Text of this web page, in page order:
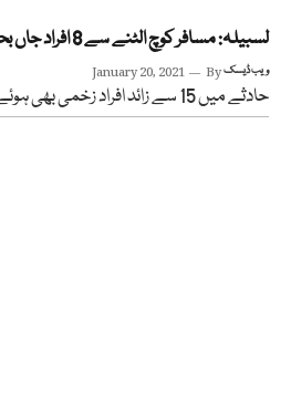
لسبیلہ: مسافر کوچ الٹنے سے 8 افراد جاں بحق
January 20, 2021 Byویب ڈیسک
حادثے میں 15 سے زائد افراد زخمی بھی ہوئے، ریسکیو ذرائع